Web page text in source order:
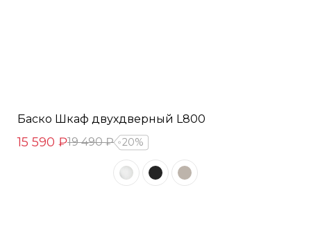
Баско Шкаф двухдверный L800
15 590 ₽19 490 ₽ 20%